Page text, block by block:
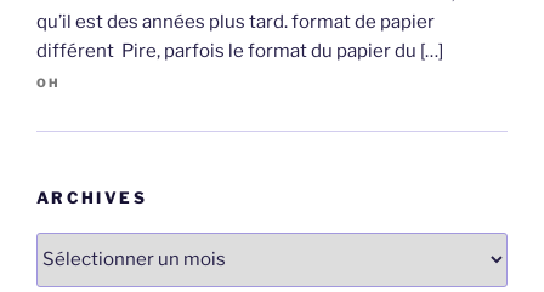
qu’il est des années plus tard. format de papier
différent Pire, parfois le format du papier du […]
OH
ARCHIVES